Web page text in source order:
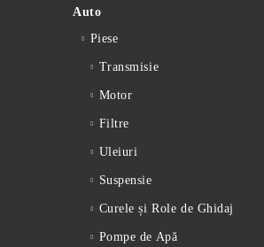
Auto
Piese
Transmisie
Motor
Filtre
Uleiuri
Suspensie
Curele și Role de Ghidaj
Pompe de Apă